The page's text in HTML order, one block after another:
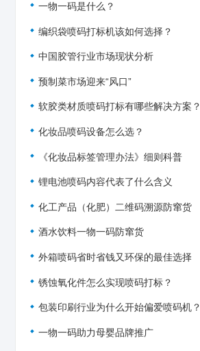
一物一码是什么？
编织袋喷码打标机该如何选择？
中国胶管行业市场现状分析
预制菜市场迎来“风口”
软胶类材质喷码打标有哪些解决方案？
化妆品喷码设备怎么选？
《化妆品标签管理办法》细则科普
锂电池喷码内容代表了什么含义
化工产品（化肥）二维码溯源防窜货
酒水饮料一物一码防窜货
外箱喷码省时省钱又环保的最佳选择
锈蚀氧化件怎么实现喷码打标？
包装印刷行业为什么开始偏爱喷码机？
一物一码助力母婴品牌推广